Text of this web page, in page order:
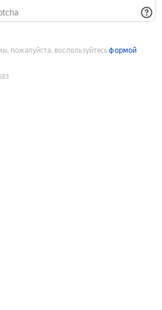
пожалуйста, воспользуйтесьформой